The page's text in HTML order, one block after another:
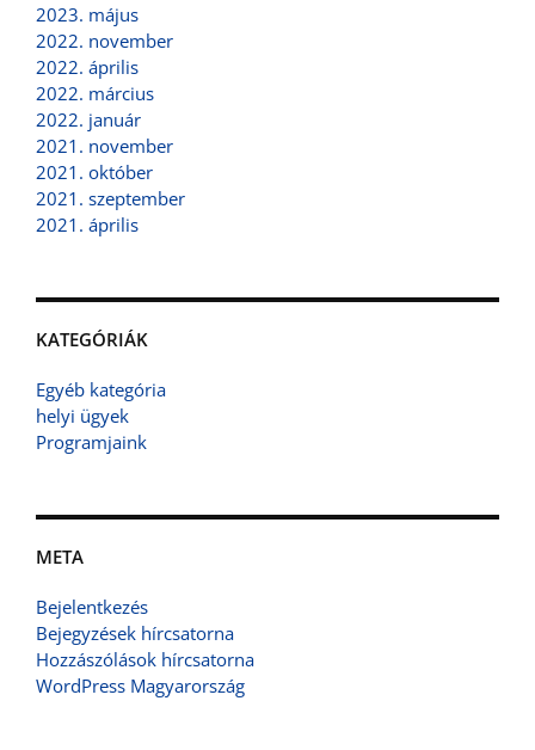
2023. május
2022. november
2022. április
2022. március
2022. január
2021. november
2021. október
2021. szeptember
2021. április
KATEGÓRIÁK
Egyéb kategória
helyi ügyek
Programjaink
META
Bejelentkezés
Bejegyzések hírcsatorna
Hozzászólások hírcsatorna
WordPress Magyarország